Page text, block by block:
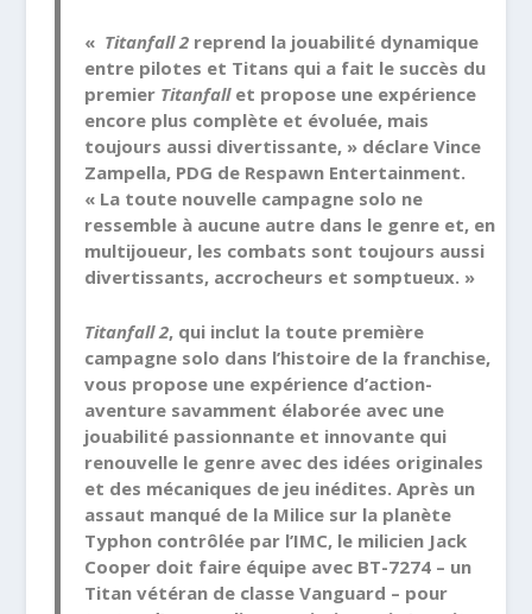
« Titanfall 2 reprend la jouabilité dynamique
entre pilotes et Titans qui a fait le succès du
premier Titanfallet propose une expérience
encore plus complète et évoluée, mais
toujours aussi divertissante, » déclare Vince
Zampella, PDG de Respawn Entertainment.
« La toute nouvelle campagne solo ne
ressemble à aucune autre dans le genre et, en
multijoueur, les combats sont toujours aussi
divertissants, accrocheurs et somptueux. »
Titanfall 2, qui inclut la toute première
campagne solo dans l’histoire de la franchise,
vous propose une expérience d’action-
aventure savamment élaborée avec une
jouabilité passionnante et innovante qui
renouvelle le genre avec des idées originales
et des mécaniques de jeu inédites. Après un
assaut manqué de la Milice sur la planète
Typhon contrôlée par l’IMC, le milicien Jack
Cooper doit faire équipe avec BT-7274 – un
Titan vétéran de classe Vanguard – pour